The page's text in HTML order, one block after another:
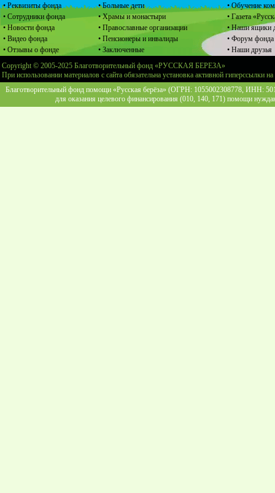
• Реквизиты фонда
• Сотрудники фонда
• Новости фонда
• Видео фонда
• Отзывы о фонде
• Больные дети
• Храмы и монастыри
• Православные организации
• Пенсионеры и инвалиды
• Заключенные
• Обучение
• Газета
• Наши ящики
• Форум фонда
• Наши друзья
Copyright © 2005-2025 Благотворительный фонд «РУССКАЯ БЕРЕЗА»
При использовании материалов с сайта обязательна установка активной гиперссылки
Благотворительный фонд помощи «Русская берёза» (ОГРН: 1055002308778, ИНН:
для оказания целевого финансирования (010, 140, 171) помощи